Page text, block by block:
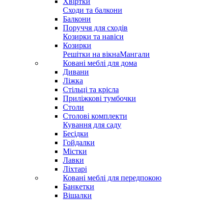
Сходи та балкони
Балкони
Поруччя для сходів
Козирки та навіси
Козирки
Решітки на вікнаМангали
Ковані меблі для дома
Дивани
Ліжка
Стільці та крісла
Приліжкові тумбочки
Столи
Столові комплекти
Кування для саду
Бесідки
Гойдалки
Містки
Лавки
Ліхтарі
Ковані меблі для передпокою
Банкетки
Вішалки